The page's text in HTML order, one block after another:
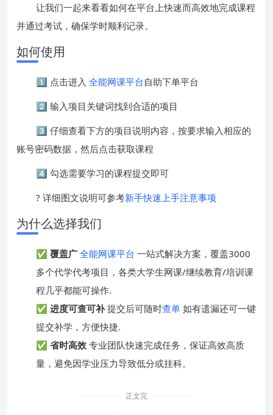
让我们一起来看看如何在平台上快速而高效地完成课程
并通过考试，确保学时顺利记录。
如何使用
1️⃣ 点击进入 全能网课平台自助下单平台
2️⃣ 输入项目关键词找到合适的项目
3️⃣ 仔细查看下方的项目说明内容，按要求输入相应的
账号密码数据，然后点击获取课程
4️⃣ 勾选需要学习的课程提交即可
? 详细图文说明可参考新手快速上手注意事项
为什么选择我们
✅ 覆盖广 全能网课平台 一站式解决方案，覆盖3000
多个代学代考项目，各类大学生网课/继续教育/培训课
程几乎都能可操作.
✅ 进度可查可补提交后可随时查单 如有遗漏还可一键
提交补学，方便快捷.
✅ 省时高效 专业团队快速完成任务，保证高效高质
量，避免因学业压力导致低分或挂科。
正文完